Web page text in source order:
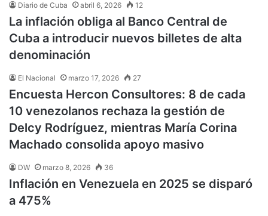
Diario de Cuba abril 6, 2026 12
La inflación obliga al Banco Central de
Cuba a introducir nuevos billetes de alta
denominación
El Nacional marzo 17, 2026 27
Encuesta Hercon Consultores: 8 de cada
10 venezolanos rechaza la gestión de
Delcy Rodríguez, mientras María Corina
Machado consolida apoyo masivo
DW marzo 8, 2026 36
Inflación en Venezuela en 2025 se disparó
a 475%